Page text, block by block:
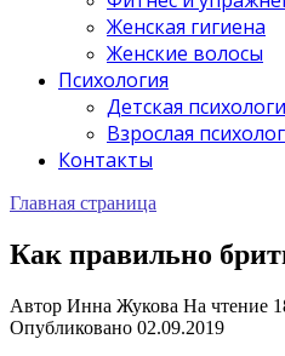
Женская гигиена
Женские волосы
Психология
Детская
Взрослая
Контакты
Главная страница
Как правильно
Автор Инна Жукова На чтение
Опубликовано 02.09.2019